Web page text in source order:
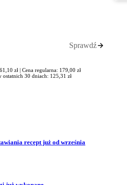
Sprawdź
zł | Cena regularna: 179,00 zł
ostatnich 30 dniach: 125,31 zł
recept już od września